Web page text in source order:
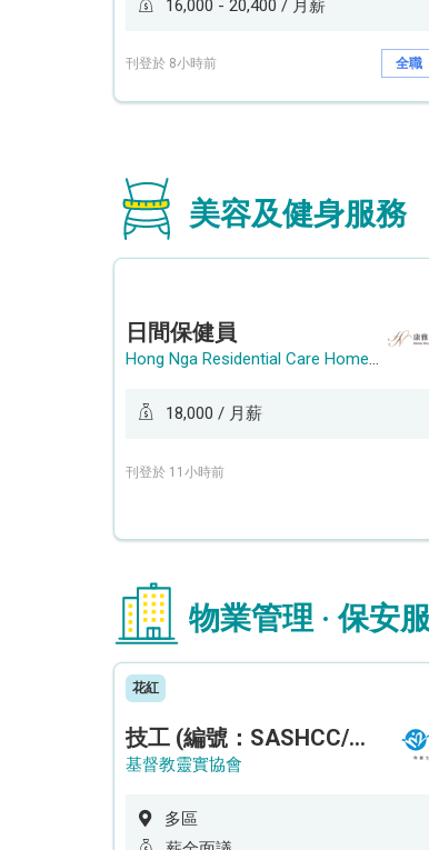
16,000 - 20,400 / 月薪
刊登於 8小時前 全職
美容及健身服務
日間保健員
Hong Nga Residential Care Home Group Limited
18,000 / 月薪
刊登於 11小時前
物業管理 · 保安
花紅
技工 (編號：SASHCC/A/CTE)
基督教靈實協會
多區